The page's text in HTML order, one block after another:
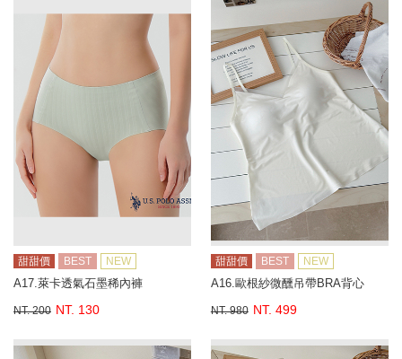
甜甜價 BEST NEW
A17.萊卡透氣石墨稀內褲
NT. 200 NT. 130
甜甜價 BEST NEW
A16.歐根紗微醺吊帶BRA背心
NT. 980 NT. 499